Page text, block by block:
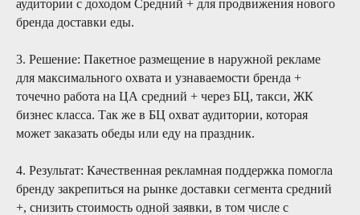
аудитории с доходом Средний + для продвижения нового
бренда доставки еды.
3. Решение: Пакетное размещение в наружной рекламе
для максимального охвата и узнаваемости бренда +
точечно работа на ЦА средний + через БЦ, такси, ЖК
бизнес класса. Так же в БЦ охват аудитории, которая
может заказать обеды или еду на праздник.
4. Результат: Качественная рекламная поддержка помогла
бренду закрепиться на рынке доставки сегмента средний
+, снизить стоимость одной заявки, в том числе с